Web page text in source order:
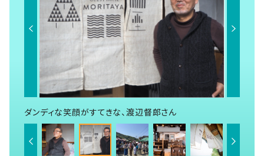
ダンディな笑顔がすてきな、渡辺督郎さん